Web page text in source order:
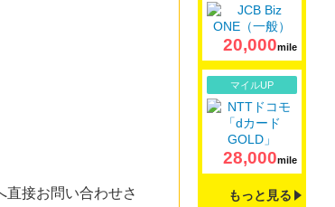
接お問い合わせさ
20,000mile
マイルUP
28,000mile
もっと見る